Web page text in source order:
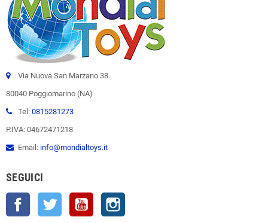
Via Nuova San Marzano 38
80040 Poggiomarino (NA)
Tel: 0815281273
P.IVA: 04672471218
Email: info@mondialtoys.it
SEGUICI
Facebook Twitter YouTube